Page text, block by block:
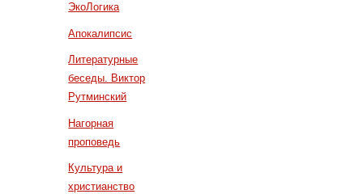
ЭкоЛогика
Апокалипсис
Литературные
беседы. Виктор
Рутминский
Нагорная
проповедь
Культура и
христианство